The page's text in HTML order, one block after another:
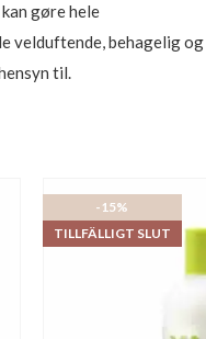
gøre hele
velduftende, behagelig
til.
-15%
TILLFÄLLIGT SLUT